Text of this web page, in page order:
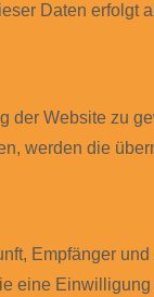
Daten erfolgt
Website zu
werden die
Empfänger
eine